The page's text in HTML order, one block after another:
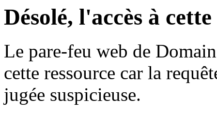
Désolé, l'accès à
Le pare-feu web de
cette ressource car la
jugée suspicieuse.